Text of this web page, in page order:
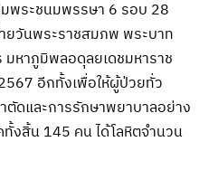
มพระชนมพรรษา 6 รอบ 28
วันพระราชสมภพ พระบาท
หาภูมิพลอดุลยเดชมหาราช
อีกทั้งเพื่อให้ผู้ป่วยทั่ว
ตัดและการรักษาพยาบาลอย่าง
งสิ้น 145 คน ได้โลหิตจำนวน